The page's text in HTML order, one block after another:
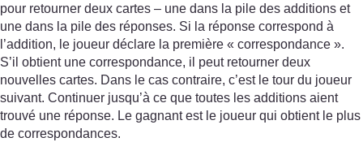
pour retourner deux cartes – une dans la pile des additions et
une dans la pile des réponses. Si la réponse correspond à
l’addition, le joueur déclare la première « correspondance ».
S’il obtient une correspondance, il peut retourner deux
nouvelles cartes. Dans le cas contraire, c’est le tour du joueur
suivant. Continuer jusqu’à ce que toutes les additions aient
trouvé une réponse. Le gagnant est le joueur qui obtient le plus
de correspondances.